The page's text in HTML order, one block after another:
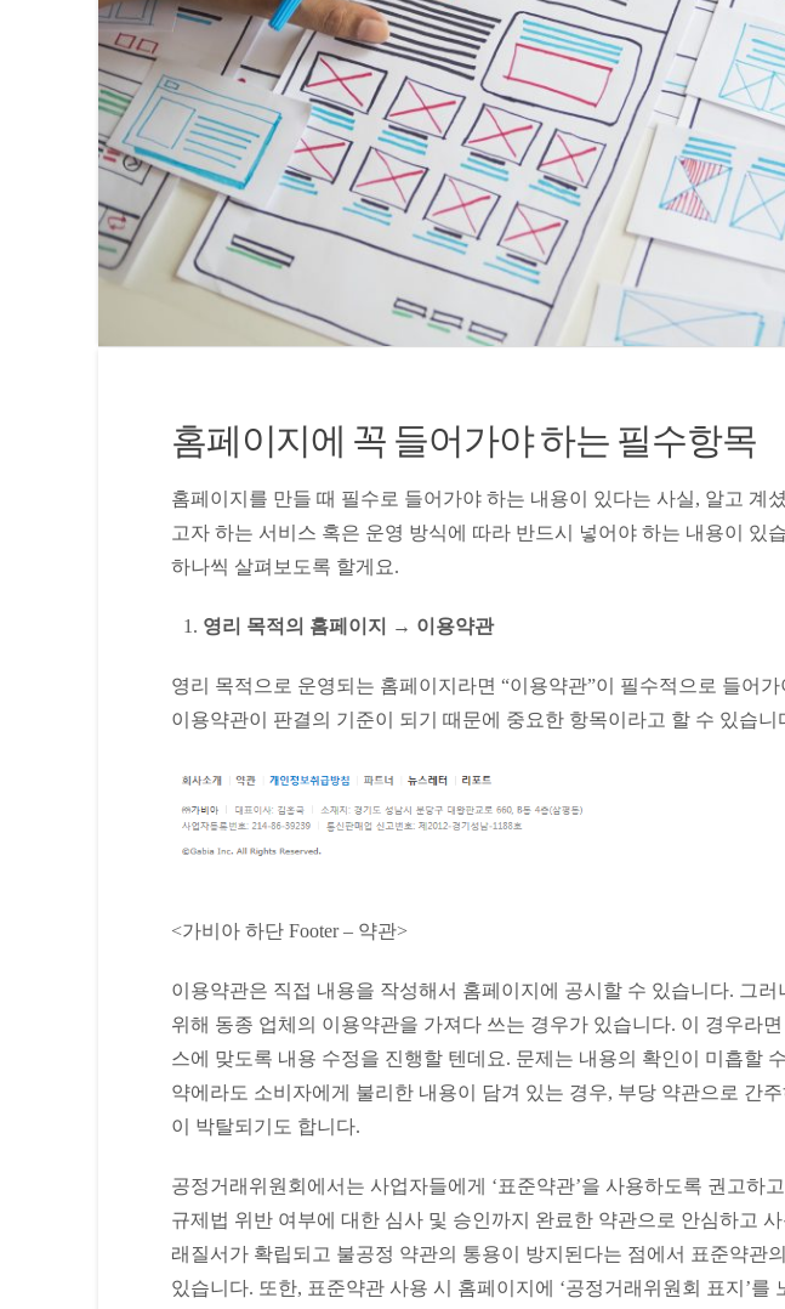
홈페이지에 꼭 들어가야 하는 필수항목
홈페이지를 만들 때 필수로 들어가야 하는 내용이 있다는 사실, 알고 계
고자 하는 서비스 혹은 운영 방식에 따라 반드시 넣어야 하는 내용이 있
하나씩 살펴보도록 할게요.
영리 목적의 홈페이지 → 이용약관
영리 목적으로 운영되는 홈페이지라면 “이용약관”이 필수적으로 들어
이용약관이 판결의 기준이 되기 때문에 중요한 항목이라고 할 수 있습니
<가비아 하단 Footer – 약관>
이용약관은 직접 내용을 작성해서 홈페이지에 공시할 수 있습니다. 그러
위해 동종 업체의 이용약관을 가져다 쓰는 경우가 있습니다. 이 경우라
스에 맞도록 내용 수정을 진행할 텐데요. 문제는 내용의 확인이 미흡할
약에라도 소비자에게 불리한 내용이 담겨 있는 경우, 부당 약관으로 간
이 박탈되기도 합니다.
공정거래위원회에서는 사업자들에게 ‘표준약관’을 사용하도록 권고하
규제법 위반 여부에 대한 심사 및 승인까지 완료한 약관으로 안심하고
래질서가 확립되고 불공정 약관의 통용이 방지된다는 점에서 표준약관
있습니다. 또한, 표준약관 사용 시 홈페이지에 ‘공정거래위원회 표지’를